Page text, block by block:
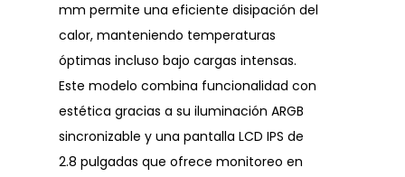
mm permite una eficiente disipación del
calor, manteniendo temperaturas
óptimas incluso bajo cargas intensas.
Este modelo combina funcionalidad con
estética gracias a su iluminación ARGB
sincronizable y una pantalla LCD IPS de
2.8 pulgadas que ofrece monitoreo en